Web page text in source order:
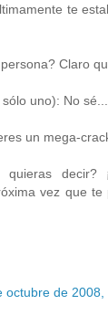
te
Claro
uno): No sé...
un mega-
decir?
vez que te
octubre de